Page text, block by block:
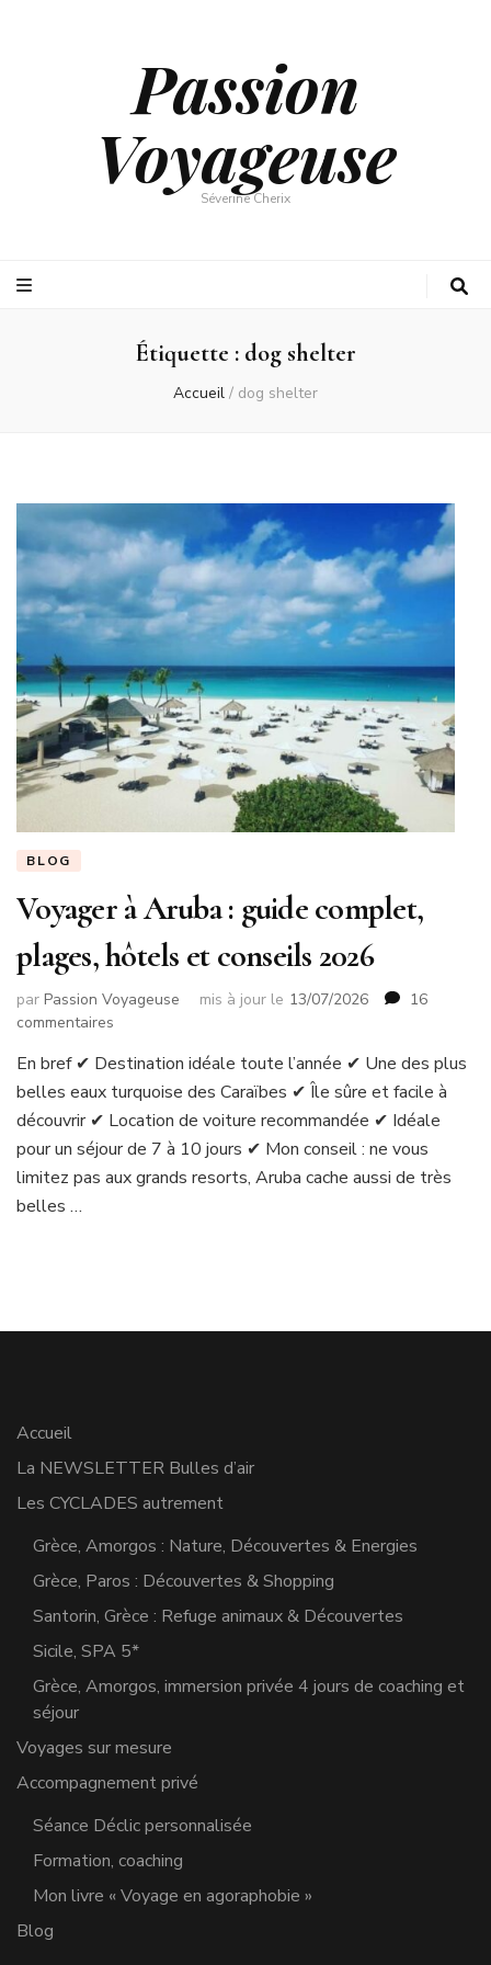
Passion
Voyageuse
Séverine Cherix
Étiquette : dog shelter
Accueil / dog shelter
BLOG
Voyager à Aruba : guide complet,
plages, hôtels et conseils 2026
par Passion Voyageuse mis à jour le 13/07/2026
16
commentaires
à
Aruba
complet,
plages,
En bref ✔ Destination idéale toute l’année ✔ Une des plus
belles eaux turquoise des Caraïbes ✔ Île sûre et facile à
découvrir ✔ Location de voiture recommandée ✔ Idéale
pour un séjour de 7 à 10 jours ✔ Mon conseil : ne vous
limitez pas aux grands resorts, Aruba cache aussi de très
belles …
Accueil
La NEWSLETTER Bulles d’air
Les CYCLADES autrement
Grèce, Amorgos : Nature, Découvertes & Energies
Grèce, Paros : Découvertes & Shopping
Santorin, Grèce : Refuge animaux & Découvertes
Sicile, SPA 5*
Grèce, Amorgos, immersion privée 4 jours de coaching et
séjour
Voyages sur mesure
Accompagnement privé
Séance Déclic personnalisée
Formation, coaching
Mon livre « Voyage en agoraphobie »
Blog